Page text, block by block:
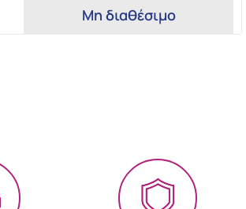
Μη διαθέσιμο